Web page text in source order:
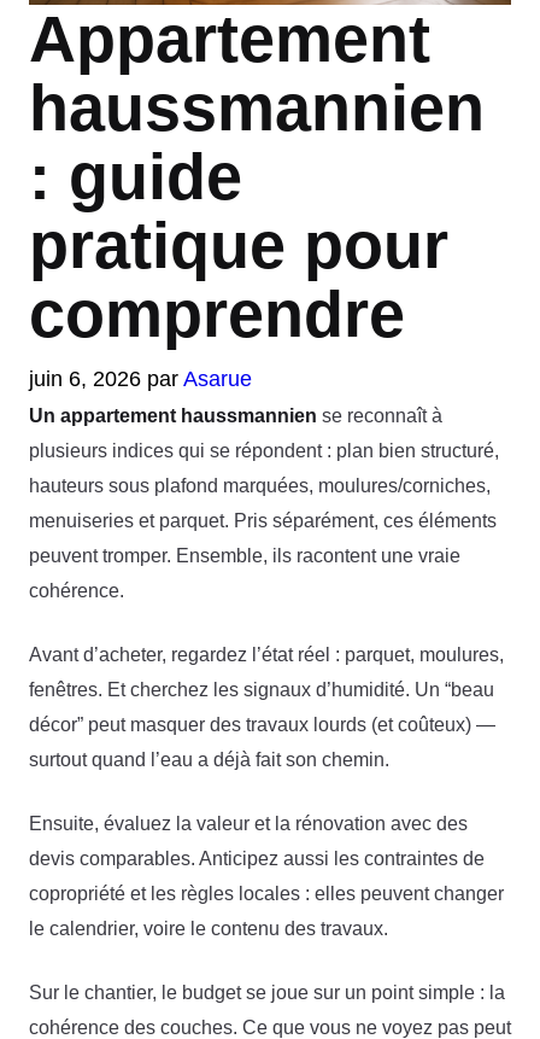
Appartement
haussmannien
: guide
pratique pour
comprendre
juin 6, 2026 par Asarue
Un appartement haussmannien se reconnaît à
plusieurs indices qui se répondent : plan bien structuré,
hauteurs sous plafond marquées, moulures/corniches,
menuiseries et parquet. Pris séparément, ces éléments
peuvent tromper. Ensemble, ils racontent une vraie
cohérence.
Avant d’acheter, regardez l’état réel : parquet, moulures,
fenêtres. Et cherchez les signaux d’humidité. Un “beau
décor” peut masquer des travaux lourds (et coûteux) —
surtout quand l’eau a déjà fait son chemin.
Ensuite, évaluez la valeur et la rénovation avec des
devis comparables. Anticipez aussi les contraintes de
copropriété et les règles locales : elles peuvent changer
le calendrier, voire le contenu des travaux.
Sur le chantier, le budget se joue sur un point simple : la
cohérence des couches. Ce que vous ne voyez pas peut